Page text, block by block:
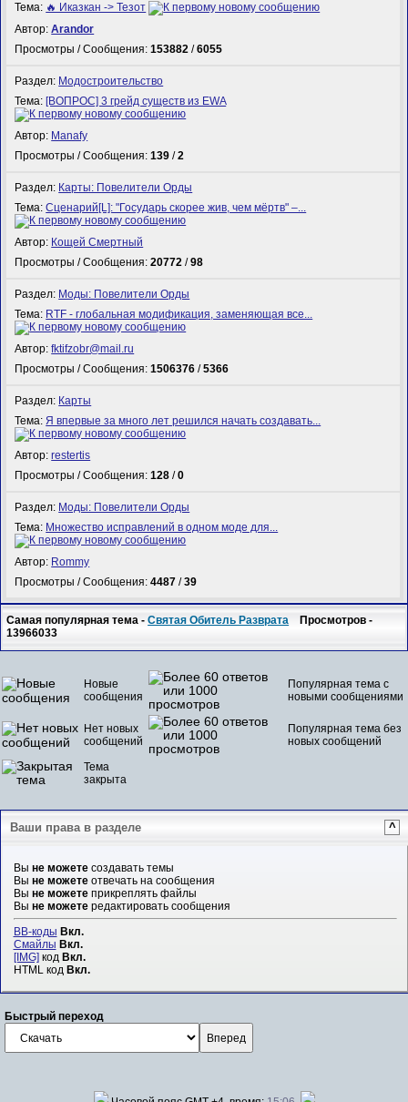
Тема: 🔥 Иказкан -> Тезот
Автор:Arandor
Просмотры / Сообщения:153882 /6055
Раздел: Модостроительство
Тема: [ВОПРОС] 3 грейд существ из EWA
Автор: Manafy
Просмотры / Сообщения:139 /2
Раздел: Карты: Повелители Орды
Тема:Сценарий[L]: "Государь скорее жив, чем мёртв" –...
Автор: Кощей Смертный
Просмотры / Сообщения:20772 /98
Раздел: Моды: Повелители Орды
Тема: RTF - глобальная модификация, заменяющая все...
Автор:fktifzobr@mail.ru
Просмотры / Сообщения:1506376 /5366
Раздел: Карты
Тема:Я впервые за много лет решился начать создавать...
Автор:restertis
Просмотры / Сообщения:128 /0
Раздел: Моды: Повелители Орды
Тема: Множество исправлений в одном моде для...
Автор: Rommy
Просмотры / Сообщения:4487 /39
Самая популярная тема -Святая Обитель Разврата Просмотров -
13966033
Новые
сообщения
Популярная тема с
новыми сообщениями
Нет новых
сообщений
Популярная тема без
новых сообщений
Тема
закрыта
Ваши права в разделе ^
Вы не можетесоздавать темы
Вы не можетеотвечать на сообщения
Вы не можетеприкреплять файлы
Вы не можетередактировать сообщения
BB-коды Вкл.
Смайлы Вкл.
[IMG]код Вкл.
HTML код Вкл.
Быстрый переход